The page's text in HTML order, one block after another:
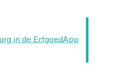
in de ErfgoedApp